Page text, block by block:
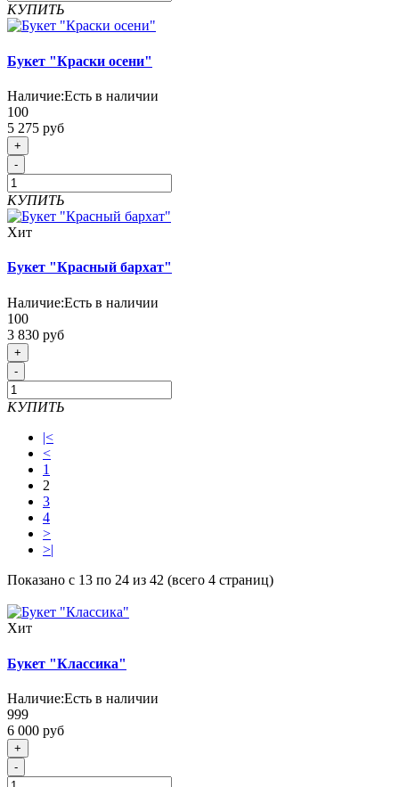
КУПИТЬ
Букет "Краски осени"
Наличие:Есть в наличии
100
5 275 руб
+
-
КУПИТЬ
Хит
Букет "Красный бархат"
Наличие:Есть в наличии
100
3 830 руб
+
-
КУПИТЬ
|<
<
1
2
3
4
>
>|
Показано с 13 по 24 из 42 (всего 4 страниц)
Хит
Букет "Классика"
Наличие:Есть в наличии
999
6 000 руб
+
-